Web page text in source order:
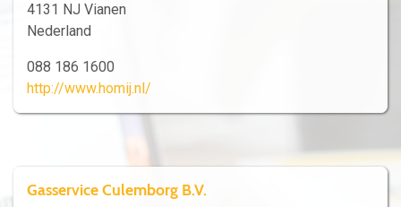
4131 NJ Vianen
Nederland
088 186 1600
http://www.homij.nl/
Gasservice Culemborg B.V.